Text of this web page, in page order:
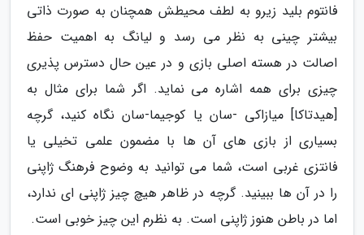
فانتوم بلید زیرو به لطف محیطش همچنان به صورت ذاتی
بیشتر چینی به نظر می رسد و لیانگ به اهمیت حفظ
اصالت در هسته اصلی بازی و در عین حال دسترس پذیری
چیزی برای همه اشاره می نماید. اگر شما برای مثال به
[هیدتاکا] میازاکی -سان یا کوجیما-سان نگاه کنید، گرچه
بسیاری از بازی های آن ها با مضمون علمی تخیلی یا
فانتزی غربی است، شما می توانید به وضوح فرهنگ ژاپنی
را در آن ها ببینید. گرچه در ظاهر هیچ چیز ژاپنی ای ندارد،
اما در باطن هنوز ژاپنی است. به نظرم این چیز خوبی است.